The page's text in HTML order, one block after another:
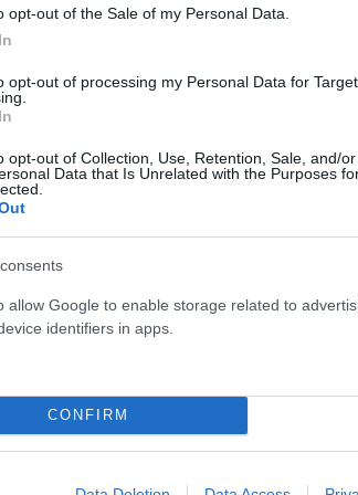
opt-out of the Sale of my Personal Data.
opt-out of processing my Personal Data for
opt-out of Collection, Use, Retention, Sale, and/
Data that Is Unrelated with the Purposes
allow Google to enable storage related to
identifiers in apps.
CONFIRM
θα φυσούσαν άνεμοι
τέλος ένα μέρος της